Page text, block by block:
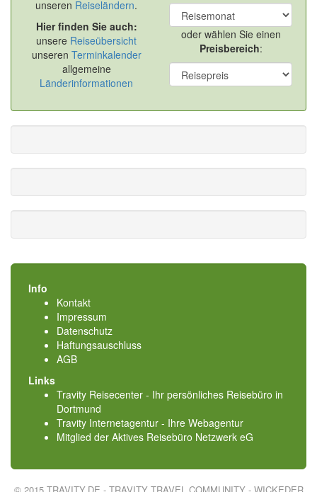
unseren Reiseländern.
Hier finden Sie auch:
unsere Reiseübersicht
unseren Terminkalender
allgemeine
Länderinformationen
oder wählen Sie einen
Preisbereich:
Info
Kontakt
Impressum
Datenschutz
Haftungsauschluss
AGB
Links
Travity Reisecenter - Ihr persönliches Reisebüro in
Dortmund
Travity Internetagentur - Ihre Webagentur
Mitglied der Aktives Reisebüro Netzwerk eG